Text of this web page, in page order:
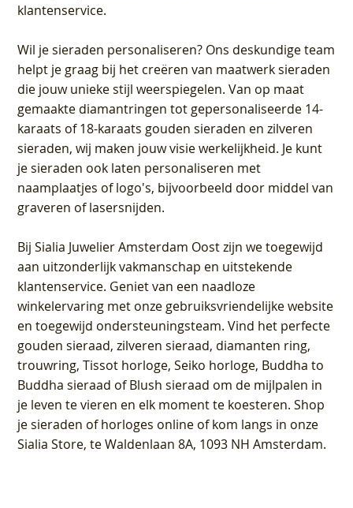
klantenservice.
Wil je sieraden personaliseren? Ons deskundige team
helpt je graag bij het creëren van maatwerk sieraden
die jouw unieke stijl weerspiegelen. Van op maat
gemaakte diamantringen tot gepersonaliseerde 14-
karaats of 18-karaats gouden sieraden en zilveren
sieraden, wij maken jouw visie werkelijkheid. Je kunt
je sieraden ook laten personaliseren met
naamplaatjes of logo's, bijvoorbeeld door middel van
graveren of lasersnijden.
BijSialia Juwelier Amsterdam Oostzijn we toegewijd
aan uitzonderlijk vakmanschap en uitstekende
klantenservice. Geniet van een naadloze
winkelervaring met onze gebruiksvriendelijke website
en toegewijd ondersteuningsteam. Vind het perfecte
gouden sieraad, zilveren sieraad, diamanten ring,
trouwring, Tissot horloge, Seiko horloge, Buddha to
Buddha sieraad of Blush sieraad om de mijlpalen in
je leven te vieren en elk moment te koesteren. Shop
je sieraden of horloges online of kom langs in onze
Sialia Store, te Waldenlaan 8A, 1093 NH Amsterdam.